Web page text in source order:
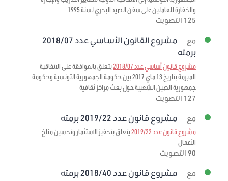
والخفارة للعاملين على سفن الصيد البحري لسنة 1995
125 التصويت
مع
مشروع القانون الأساسي عدد 2018/07
برمته
مشروع قانون أساسي عدد 2018/07
يتعلق بالموافقة على الاتفاقية
المبرمة بتاريخ 13 ماي 2017 بين حكومة الجمهورية التونسية وحكومة
جمهورية الصين الشعبية حول بعث مراكز ثقافية
127 التصويت
مع مشروع قانون عدد 2019/22 برمته
مشروع قانون عدد 2019/22
يتعلق بتحفيز الاستثمار وتحسين مناخ
الأعمال
90 التصويت
مع مشروع قانون عدد 2018/40 برمته